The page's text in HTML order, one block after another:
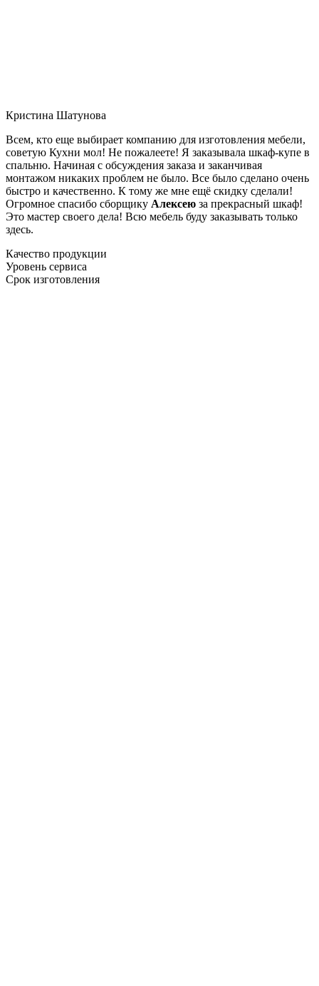
Кристина Шатунова
Всем, кто еще выбирает компанию для изготовления мебели,
советую Кухни мол! Не пожалеете! Я заказывала шкаф-купе в
спальню. Начиная с обсуждения заказа и заканчивая
монтажом никаких проблем не было. Все было сделано очень
быстро и качественно. К тому же мне ещё скидку сделали!
Огромное спасибо сборщику Алексею за прекрасный шкаф!
Это мастер своего дела! Всю мебель буду заказывать только
здесь.
Качество продукции
Уровень сервиса
Срок изготовления